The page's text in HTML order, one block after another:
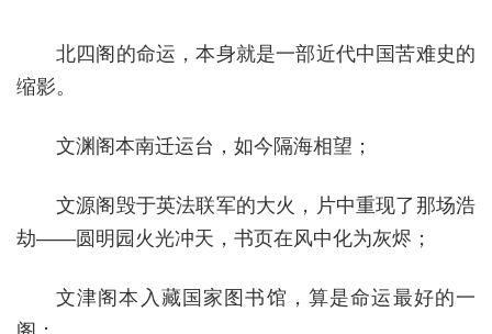
北四阁的命运，本身就是一部近代中国苦难史的
缩影。
文渊阁本南迁运台，如今隔海相望；
文源阁毁于英法联军的大火，片中重现了那场浩
劫——圆明园火光冲天，书页在风中化为灰烬；
文津阁本入藏国家图书馆，算是命运最好的一